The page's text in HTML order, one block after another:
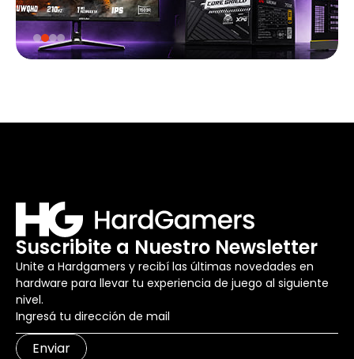
Suscribite a Nuestro Newsletter
Unite a Hardgamers y recibí las últimas novedades en
hardware para llevar tu experiencia de juego al siguiente
nivel.
Enviar